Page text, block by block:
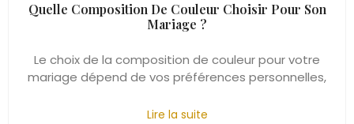
Quelle Composition De Couleur Choisir Pour Son
Mariage ?
Le choix de la composition de couleur pour votre
mariage dépend de vos préférences personnelles,
Lire la suite